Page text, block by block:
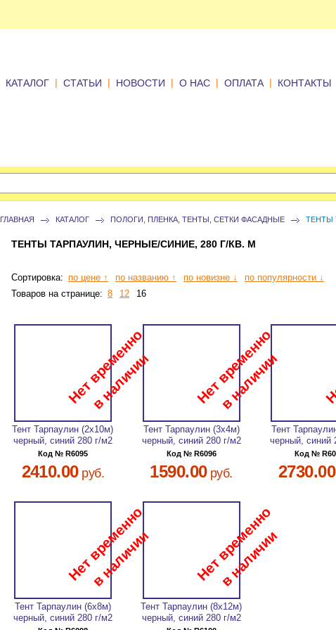
КАТАЛОГ | СТАТЬИ | НОВОСТИ | О НАС | ОПЛАТА | КОНТАКТЫ
ГЛАВНАЯ КАТАЛОГ ПОЛОГИ, ПЛЕНКА, ТЕНТЫ, СЕТКИ ФАСАДНЫЕ ТЕНТЫ
ТЕНТЫ ТАРПАУЛИН, ЧЕРНЫЕ/СИНИЕ, 280 Г/КВ. М
Сортировка: по цене ↑ по названию ↑ по новизне ↓
по популярности ↓
Товаров на странице: 8 12 16
Тент Тарпаулин (2х10м)
черный, синий 280 г/м2
Код № R6095
2410.00руб.
Тент Тарпаулин (3х4м)
черный, синий 280 г/м2
Код № R6096
1590.00руб.
Тент
черный, синий
Код №
2730.00
Тент Тарпаулин (6х8м)
черный, синий 280 г/м2
Тент Тарпаулин (8х12м)
черный, синий 280 г/м2